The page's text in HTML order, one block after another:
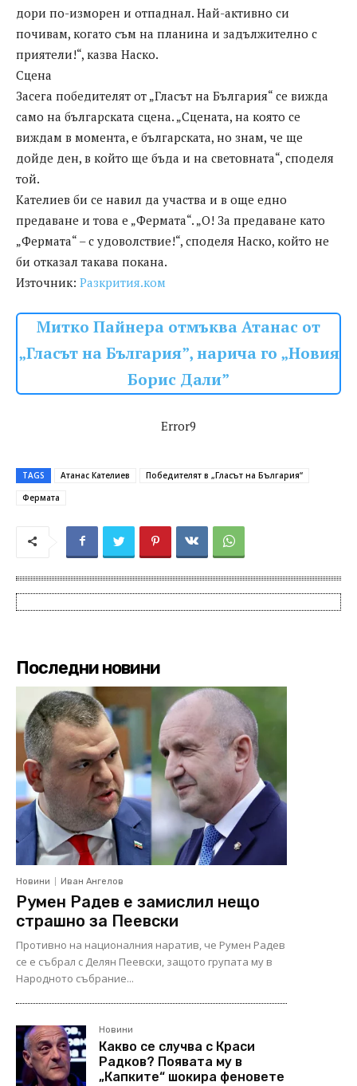
дори по-изморен и отпаднал. Най-активно си
почивам, когато съм на планина и задължително с
приятели!“, казва Наско.
Сцена
Засега победителят от „Гласът на България“ се вижда
само на българската сцена. „Сцената, на която се
виждам в момента, е българската, но знам, че ще
дойде ден, в който ще бъда и на световната“, споделя
той.
Кателиев би се навил да участва и в още едно
предаване и това е „Фермата“. „О! За предаване като
„Фермата“ – с удоволствие!“, споделя Наско, който не
би отказал такава покана.
Източник: Разкрития.ком
Митко Пайнера отмъква Атанас от
„Гласът на България”, нарича го „Новия
Борис Дали”
Error9
TAGS Атанас Кателиев
Победителят в „Гласът на България“
Фермата
Последни новини
Новини Иван Ангелов
Румен Радев е замислил нещо
страшно за Пеевски
Противно на националния наратив, че Румен Радев
се е събрал с Делян Пеевски, защото групата му в
Народното събрание...
Новини
Какво се случва с Краси
Радков? Появата му в
„Капките“ шокира феновете